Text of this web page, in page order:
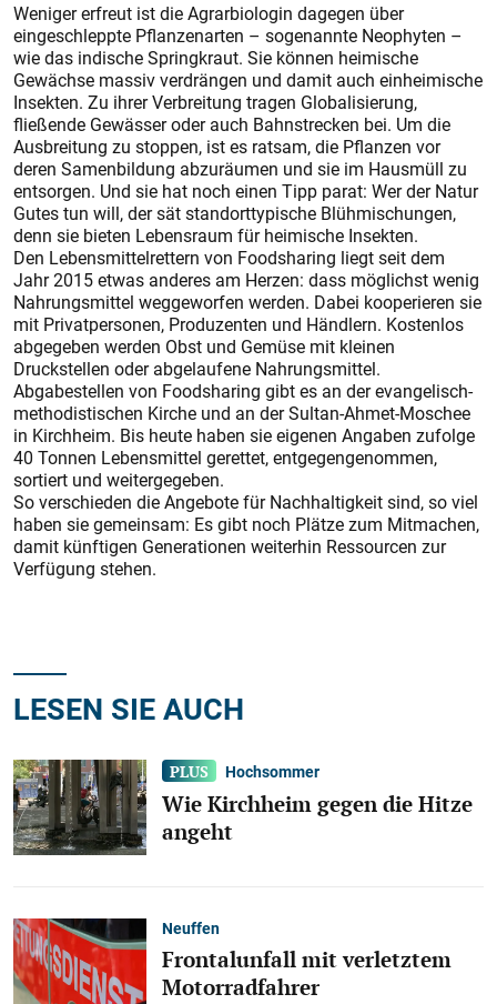
Weniger erfreut ist die Agrarbio­login dagegen über
eingeschleppte Pflanzenarten – sogenannte Neophyten –
wie das indische Springkraut. Sie können heimische
Gewächse massiv verdrängen und damit auch einheimische
Insekten. Zu ihrer Verbreitung tragen Globalisierung,
fließende Gewässer oder auch Bahnstrecken bei. Um die
Ausbreitung zu stoppen, ist es ratsam, die Pflanzen vor
deren Samenbildung abzuräumen und sie im Hausmüll zu
entsorgen. Und sie hat noch einen Tipp parat: Wer der Natur
Gutes tun will, der sät standorttypische Blühmischungen,
denn sie bieten Lebensraum für heimische Insekten.
Den Lebensmittelrettern von Foodsharing liegt seit dem
Jahr 2015 etwas anderes am Herzen: dass möglichst wenig
Nahrungsmittel weggeworfen werden. Dabei kooperieren sie
mit Privatpersonen, Produzenten und Händlern. Kostenlos
abgegeben werden Obst und Gemüse mit kleinen
Druckstellen oder abgelaufene Nahrungsmittel.
Abgabestellen von Foodsharing gibt es an der evangelisch-
methodistischen Kirche und an der Sultan-Ahmet-Moschee
in Kirchheim. Bis heute haben sie eigenen Angaben zufolge
40 Tonnen Lebensmittel gerettet, entgegengenommen,
sortiert und weitergegeben.
So verschieden die Angebote für Nachhaltigkeit sind, so viel
haben sie gemeinsam: Es gibt noch Plätze zum Mitmachen,
damit künftigen Generationen weiterhin Ressourcen zur
Verfügung stehen.
LESEN SIE AUCH
Hochsommer
Wie Kirchheim gegen die Hitze
angeht
Neuffen
Frontalunfall mit verletztem
Motorradfahrer